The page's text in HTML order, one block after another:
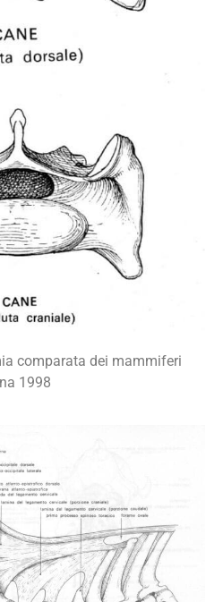
comparata dei mammiferi
1998